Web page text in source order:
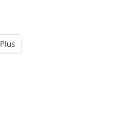
Plus